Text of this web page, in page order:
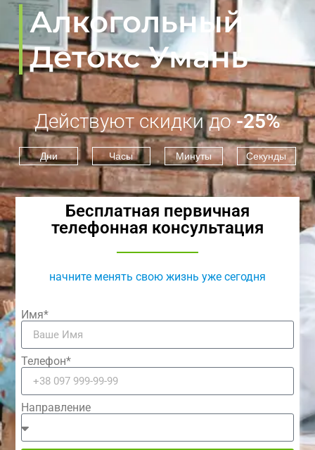
Алкогольный
Детокс Умань
Действуют скидки до -25%
Дни Часы Минуты Секунды
Бесплатная первичная
телефонная консультация
начните менять свою жизнь уже сегодня
Имя*
Телефон*
Направление